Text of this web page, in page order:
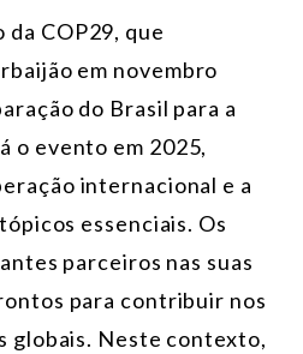
da COP29, que
em novembro
do Brasil para a
o evento em 2025,
internacional e a
essenciais. Os
parceiros nas suas
para contribuir nos
globais. Neste contexto,